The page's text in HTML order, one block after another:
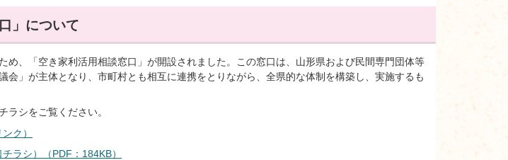
」について
め、「空き家利活用相談窓口」が開設されました。この窓口は、山形県および民間専門団体等
会」が主体となり、市町村とも相互に連携をとりながら、全県的な体制を構築し、実施するも
ラシをご覧ください。
ク）
ラシ）（PDF：184KB）